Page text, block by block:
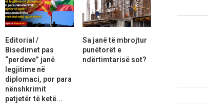
Editorial /
Bisedimet pas
“perdeve” janë
legjitime në
diplomaci, por para
nënshkrimit
patjetër të ketë...
Sa janë të mbrojtur
punëtorët e
ndërtimtarisë sot?